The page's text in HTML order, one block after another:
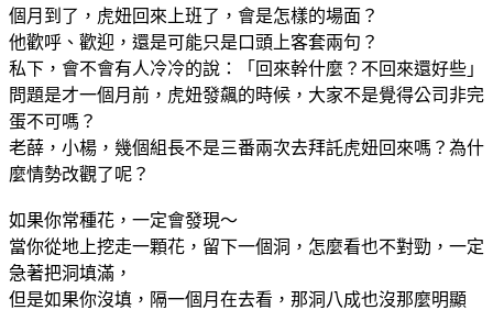
個月到了，虎妞回來上班了，會是怎樣的場面？
他歡呼、歡迎，還是可能只是口頭上客套兩句？
私下，會不會有人冷冷的說：「回來幹什麼？不回來還好些」
問題是才一個月前，虎妞發飆的時候，大家不是覺得公司非完
蛋不可嗎？
老薛，小楊，幾個組長不是三番兩次去拜託虎妞回來嗎？為什
麼情勢改觀了呢？
如果你常種花，一定會發現～
當你從地上挖走一顆花，留下一個洞，怎麼看也不對勁，一定
急著把洞填滿，
但是如果你沒填，隔一個月在去看，那洞八成也沒那麼明顯